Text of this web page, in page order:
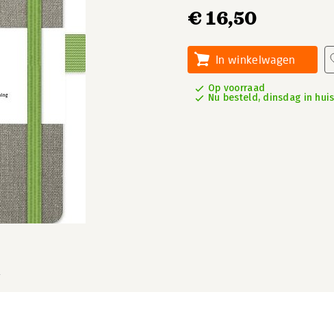
€ 16,50
In winkelwagen
Op voorraad
Nu besteld, dinsdag in huis